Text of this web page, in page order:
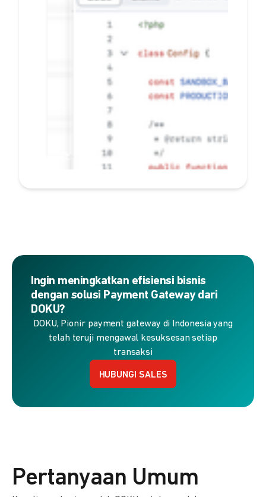
cepat
Pelanggan tidak perlu beralih
ke situs lain saat bertransaksi
Konfigurasi mandiri dengan
CMS dashboard, hubungkan
situs bisnis Anda tanpa coding
Terima notifikasi transaksi
secara real-time
PELAJARI LEBIH LANJUT
Ingin meningkatkan efisiensi bisnis
dengan solusi Payment Gateway dari
DOKU?
DOKU, Pionir payment gateway di Indonesia yang
telah teruji mengawal kesuksesan setiap
transaksi
HUBUNGI SALES
Pertanyaan Umum